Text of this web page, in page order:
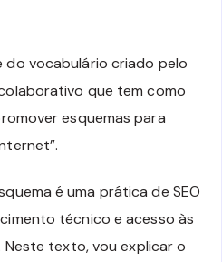
do vocabulário criado pelo
que tem como
esquemas para
é uma prática de SEO
técnico e acesso às
texto, vou explicar o